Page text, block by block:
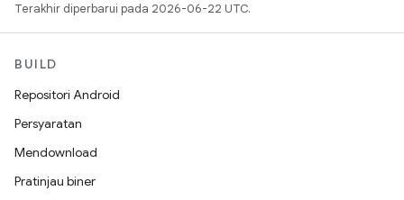
Terakhir diperbarui pada 2026-06-22 UTC.
BUILD
Repositori Android
Persyaratan
Mendownload
Pratinjau biner